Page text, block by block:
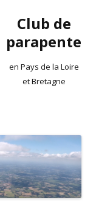
Club de
parapente
en Pays de la Loire
et Bretagne